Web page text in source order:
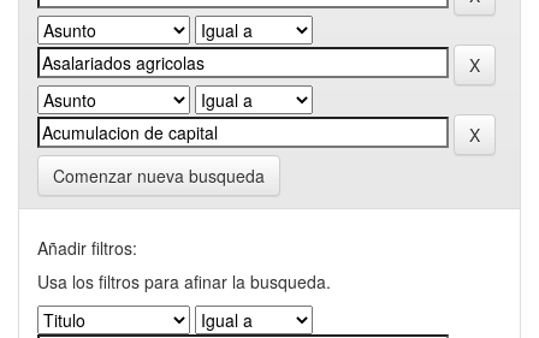
Comenzar nueva busqueda
Añadir filtros:
Usa los filtros para afinar la busqueda.